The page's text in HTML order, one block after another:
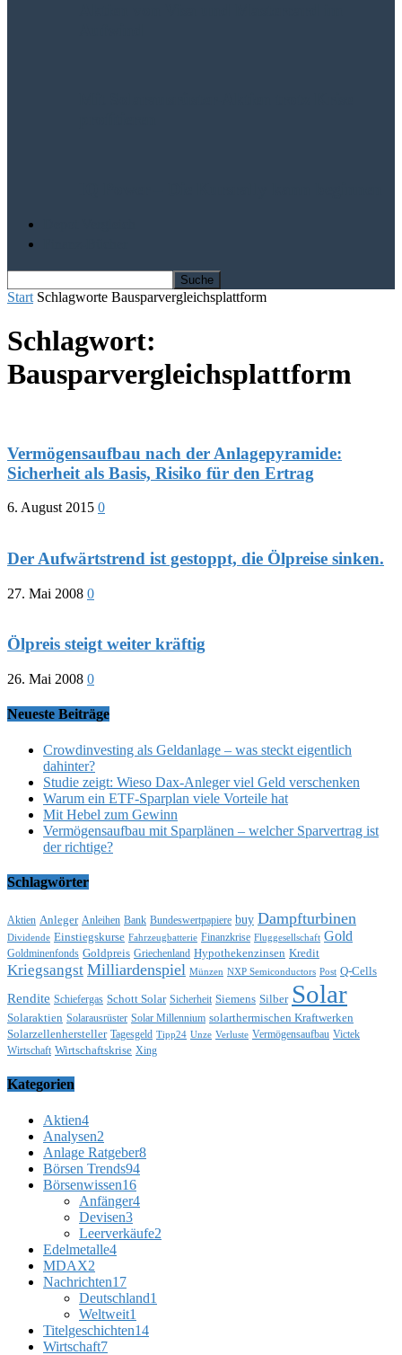
Start Schlagworte Bausparvergleichsplattform
Schlagwort:
Bausparvergleichsplattform
Vermögensaufbau nach der Anlagepyramide:
Sicherheit als Basis, Risiko für den Ertrag
6. August 2015 0
Der Aufwärtstrend ist gestoppt, die Ölpreise sinken.
27. Mai 2008 0
Ölpreis steigt weiter kräftig
26. Mai 2008 0
Neueste Beiträge
Crowdinvesting als Geldanlage – was steckt eigentlich
dahinter?
Studie zeigt: Wieso Dax-Anleger viel Geld verschenken
Warum ein ETF-Sparplan viele Vorteile hat
Mit Hebel zum Gewinn
Vermögensaufbau mit Sparplänen – welcher Sparvertrag ist
der richtige?
Schlagwörter
Aktien Anleger Anleihen Bank Bundeswertpapiere buy Dampfturbinen
Dividende Einstiegskurse Fahrzeugbatterie Finanzkrise Fluggesellschaft Gold
Goldminenfonds Goldpreis Griechenland Hypothekenzinsen Kredit
Kriegsangst Milliardenspiel Münzen NXP Semiconductors Post Q-Cells
Rendite Schiefergas Schott Solar Sicherheit Siemens Silber Solar
Solaraktien Solarausrüster Solar Millennium solarthermischen Kraftwerken
Solarzellenhersteller Tagesgeld Tipp24 Unze Verluste Vermögensaufbau Victek
Wirtschaft Wirtschaftskrise Xing
Kategorien
Aktien4
Analysen2
Anlage Ratgeber8
Börsen Trends94
Börsenwissen16
Anfänger4
Devisen3
Leerverkäufe2
Edelmetalle4
MDAX2
Nachrichten17
Deutschland1
Weltweit1
Titelgeschichten14
Wirtschaft7